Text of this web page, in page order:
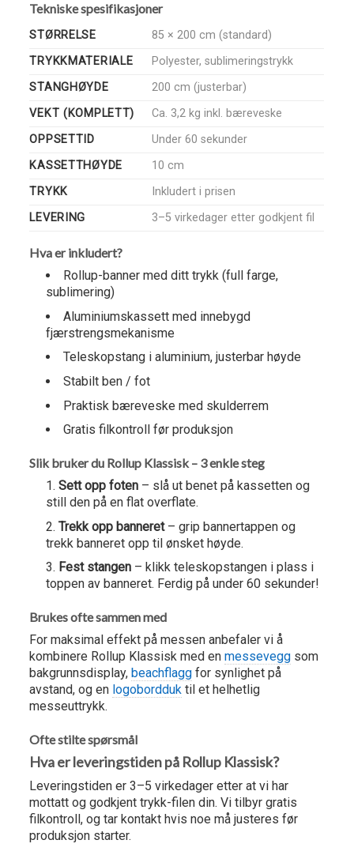
Tekniske spesifikasjoner
STØRRELSE
85 × 200 cm (standard)
TRYKKMATERIALE
Polyester, sublimeringstrykk
STANGHØYDE
200 cm (justerbar)
VEKT (KOMPLETT)
Ca. 3,2 kg inkl. bæreveske
OPPSETTID
Under 60 sekunder
KASSETTHØYDE
10 cm
TRYKK
Inkludert i prisen
LEVERING
3–5 virkedager etter godkjent fil
Hva er inkludert?
Rollup-banner med ditt trykk (full farge,
sublimering)
Aluminiumskassett med innebygd
fjærstrengsmekanisme
Teleskopstang i aluminium, justerbar høyde
Stabilt ben / fot
Praktisk bæreveske med skulderrem
Gratis filkontroll før produksjon
Slik bruker du Rollup Klassisk – 3 enkle steg
Sett opp foten – slå ut benet på kassetten og
still den på en flat overflate.
Trekk opp banneret– grip bannertappen og
trekk banneret opp til ønsket høyde.
Fest stangen – klikk teleskopstangen i plass i
toppen av banneret. Ferdig på under 60 sekunder!
Brukes ofte sammen med
For maksimal effekt på messen anbefaler vi å
kombinere Rollup Klassisk med enmessevegg som
bakgrunnsdisplay,beachflagg for synlighet på
avstand, og en logobordduk til et helhetlig
messeuttrykk.
Ofte stilte spørsmål
Hva er leveringstiden på Rollup Klassisk?
Leveringstiden er 3–5 virkedager etter at vi har
mottatt og godkjent trykk-filen din. Vi tilbyr gratis
filkontroll, og tar kontakt hvis noe må justeres før
produksjon starter.